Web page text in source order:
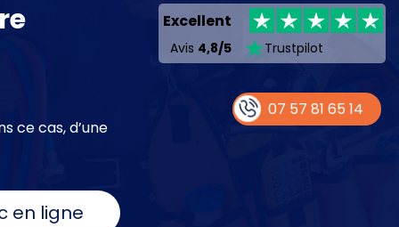
ce cas, d’une
en ligne
Excellent
Avis 4,8/5 Trustpilot
07 57 81 65 14